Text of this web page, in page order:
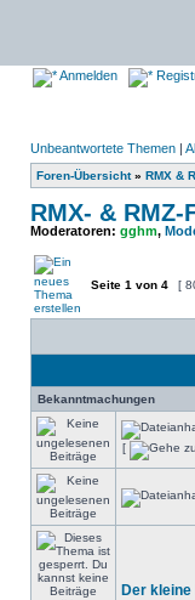
Anmelden
Unbeantwortete Themen |
Foren-Übersicht» RMX &
RMX- & RMZ-
Moderatoren: gghm,
Seite 1 von 4 [
Bekanntmachungen
[
Der